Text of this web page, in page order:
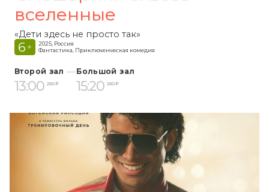
вселенные
«Дети здесь не просто так»
6 +
2025, Россия
Фантастика, Приключенческая комедия
Второй зал
13:00 250 ₽
Большой зал
15:20 250 ₽